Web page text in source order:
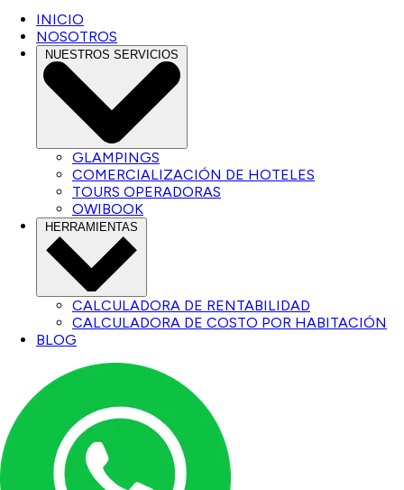
INICIO
NOSOTROS
NUESTROS SERVICIOS
GLAMPINGS
COMERCIALIZACIÓN DE HOTELES
TOURS OPERADORAS
OWIBOOK
HERRAMIENTAS
CALCULADORA DE RENTABILIDAD
CALCULADORA DE COSTO POR HABITACIÓN
BLOG